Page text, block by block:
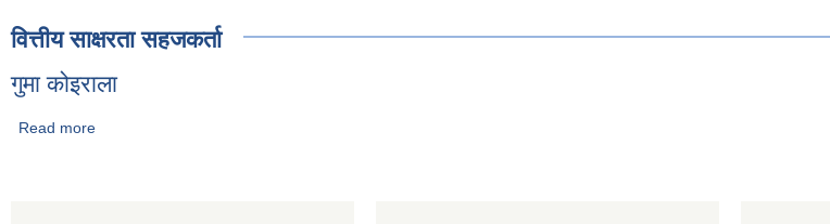
वित्तीय साक्षरता सहजकर्ता
गुमा कोइराला
Read more